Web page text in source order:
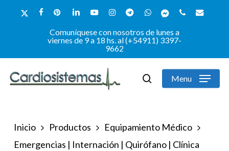
content
x-
facebookpinterestlinkedinyoutubeinstagramtelegramwhatsappmessengerphoneemail
Comuníquese con nosotros de lunes a
viernes de 9 a 18 hs. al (+54911) 3397-
9662
searchMenu
Inicio Productos
Equipamiento Médico
Emergencias | Internación | Quirófano | Clínica